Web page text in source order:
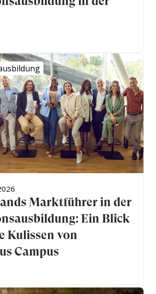
Marktführer in der
Ein Blick
Kulissen von
Campus